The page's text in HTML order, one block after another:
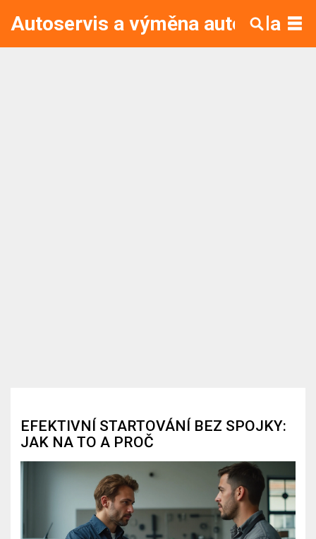
Autoservis a výměna autoskla
EFEKTIVNÍ STARTOVÁNÍ BEZ SPOJKY:
JAK NA TO A PROČ